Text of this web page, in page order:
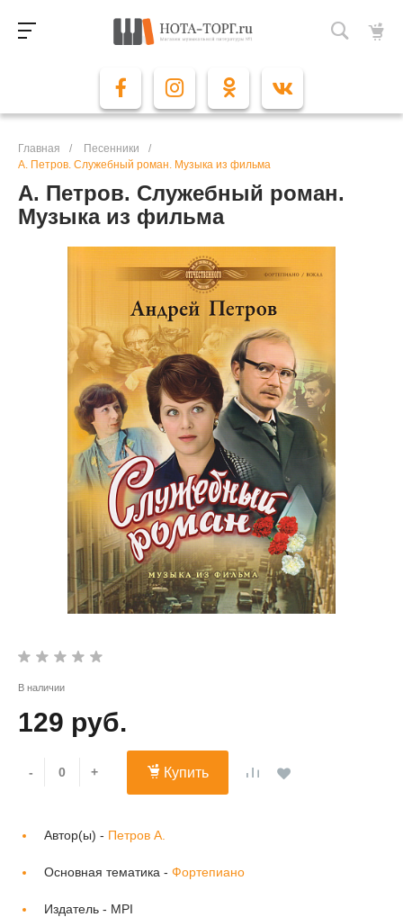
Главная / Песенники
/
А. Петров. Служебный роман. Музыка из фильма
А. Петров. Служебный роман.
Музыка из фильма
В наличии
129 руб.
- + Купить
Автор(ы) - Петров А.
Основная тематика - Фортепиано
Издатель - MPI